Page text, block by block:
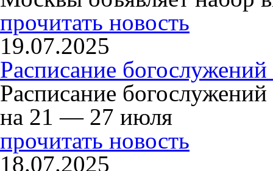
прочитать новость
19.07.2025
Расписание
Расписание
на 21 — 27 июля
прочитать новость
18.07.2025